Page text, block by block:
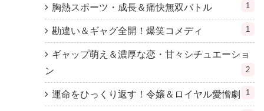
胸熱スポーツ・成長＆痛快無双バトル 1
勘違い＆ギャグ全開！爆笑コメディ 1
ギャップ萌え＆濃厚な恋・甘々シチュエーショ
ン
2
運命をひっくり返す！令嬢＆ロイヤル愛憎劇 1